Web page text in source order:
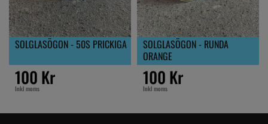
SOLGLASÖGON - 50S PRICKIGA
100 Kr
Inkl moms
SOLGLASÖGON - RUNDA
ORANGE
100 Kr
Inkl moms